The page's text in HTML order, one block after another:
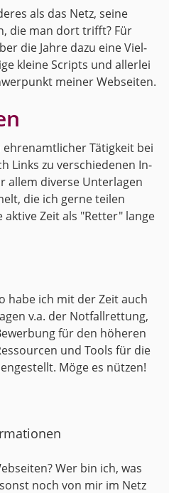
als das Netz, seine
die man dort trifft? Für
die Jahre dazu eine Viel­
klei­ne Scripts und al­ler­lei
mei­ner Web­sei­ten.
eh­ren­amt­li­cher Tä­tig­keit bei
Links zu ver­schie­de­nen In­
allem di­ver­se Un­ter­la­gen
die ich gerne tei­len
Zeit als "Ret­ter" lange
habe ich mit der Zeit auch
v.a. der Not­fall­ret­tung,
für den hö­he­ren
und Tools für die
Möge es nüt­zen!
Wer bin ich, was
noch von mir im Netz